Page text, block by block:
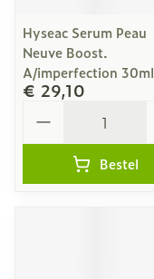
Hyseac Serum Peau
Neuve Boost.
A/imperfection 30ml
€ 29,10
Bestel